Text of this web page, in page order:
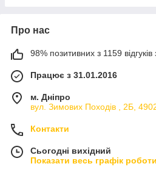
Про нас
98% позитивних з 1159 відгуків
Працює з 31.01.2016
м. Дніпро
вул. Зимових Походiв , 2Б,
Контакти
Сьогодні вихідний
Показати весь графік роботи